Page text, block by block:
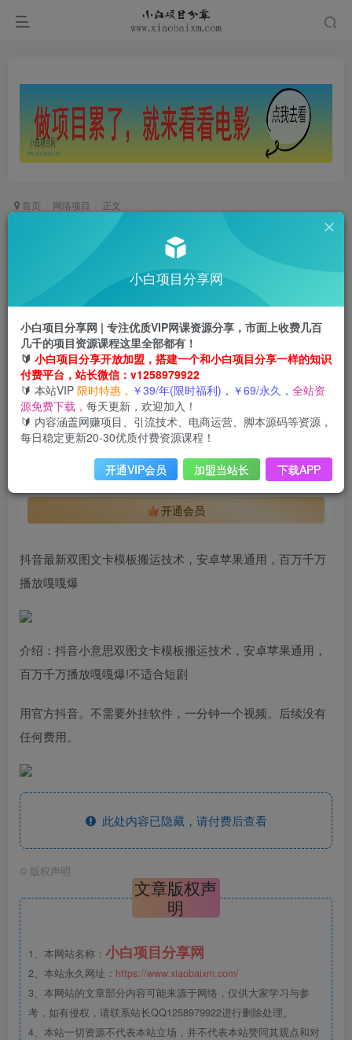
首页 网络项目 正文
抖音最新双图文卡模板搬运技术，安卓苹果通用，
2年前更新
关注
0 746 69
此内容为付费阅读，请付费后查看
会员专属资源
您暂无购买权限，请先开通会员
开通会员
付费阅读
抖音最新双图文卡模板搬运技术，安卓苹果通用，百万千万
播放嘎嘎爆
介绍：抖音小意思双图文卡模板搬运技术，安卓苹果通用，
百万千万播放嘎嘎爆!不适合短剧
用官方抖音。不需要外挂软件，一分钟一个视频。后续没有
任何费用。
此处内容已隐藏，请付费后查看
© 版权声明
文章版权声
明
1、本网站名称： 小白项目分享网
2、本站永久网址： https://www.xiaobaixm.com/
3、本网站的文章部分内容可能来源于网络，仅供大家学习与参
考，如有侵权，请联系站长QQ1258979922进行删除处理。
4、本站一切资源不代表本站立场，并不代表本站赞同其观点和对
小白项目分享网
小白项目分享网 | 专注优质VIP网课资源分享，市面上收费几百
几千的项目资源课程这里全部都有！
🔰 小白项目分享开放加盟，搭建一个和小白项目分享一样的知识
付费平台，站长微信：v1258979922
🔰 本站VIP 限时特惠， ￥39/年(限时福利)，￥69/永久， 全站资
源免费下载， 每天更新，欢迎加入！
🔰 内容涵盖网赚项目、引流技术、电商运营、脚本源码等资源，
每日稳定更新20-30优质付费资源课程！
开通VIP会员 加盟当站长 下载APP